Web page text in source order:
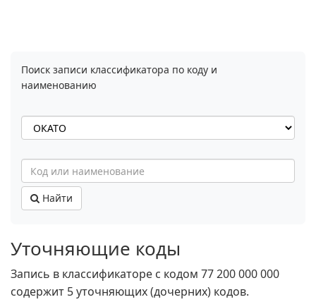
Поиск записи классификатора по коду и
наименованию
Найти
Уточняющие коды
Запись в классификаторе с кодом 77 200 000 000
содержит 5 уточняющих (дочерних) кодов.